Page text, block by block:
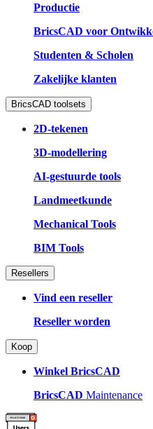
Productie
BricsCAD voor
Studenten & Scholen
Zakelijke klanten
BricsCAD toolsets
2D-tekenen
3D-modellering
AI-gestuurde tools
Landmeetkunde
Mechanical Tools
BIM Tools
Resellers
Vind een reseller
Reseller worden
Koop
Winkel BricsCAD
BricsCAD Maintenance